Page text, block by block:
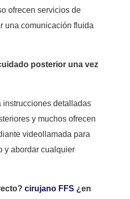
ofrecen servicios de
una comunicación fluida
posterior una vez
instrucciones detalladas
y muchos ofrecen
videollamada para
y abordar cualquier
cirujano FFS ¿en